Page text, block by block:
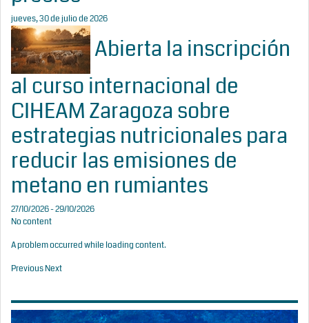
jueves, 30 de julio de 2026
Abierta la inscripción
al curso internacional de
CIHEAM Zaragoza sobre
estrategias nutricionales para
reducir las emisiones de
metano en rumiantes
27/10/2026 - 29/10/2026
No content
A problem occurred while loading content.
PreviousNext